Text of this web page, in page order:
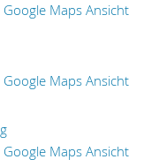
Maps Ansicht
Maps Ansicht
Maps Ansicht